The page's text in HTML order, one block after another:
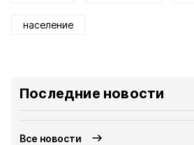
население
Последние новости
Все новости